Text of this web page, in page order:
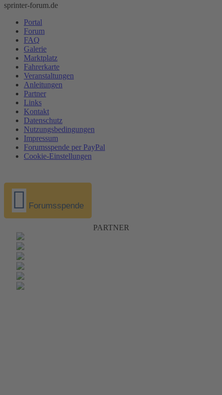
sprinter-forum.de
Portal
Forum
FAQ
Galerie
Marktplatz
Fahrerkarte
Veranstaltungen
Anleitungen
Partner
Links
Kontakt
Datenschutz
Nutzungsbedingungen
Impressum
Forumsspende per PayPal
Cookie-Einstellungen
Forumsspende
PARTNER